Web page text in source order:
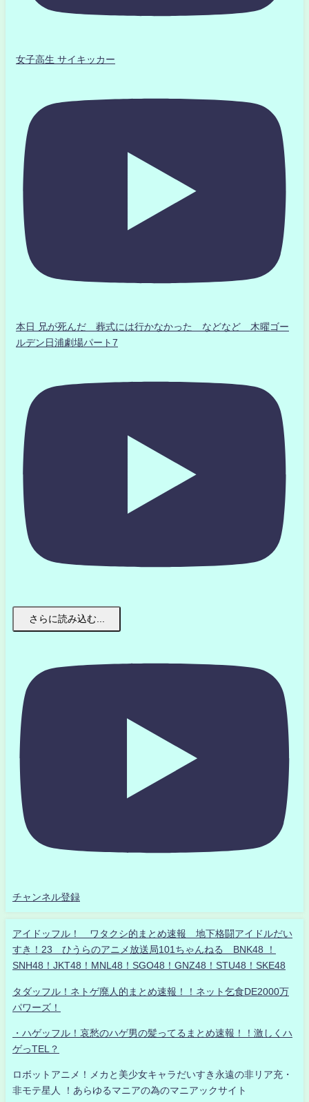
女子高生 サイキッカー
本日 兄が死んだ 葬式には行かなかった などなど 木曜ゴー
ルデン日浦劇場パート7
さらに読み込む...
チャンネル登録
アイドッフル！ ワタクシ的まとめ速報 地下格闘アイドルだい
すき！23 ひうらのアニメ放送局101ちゃんねる BNK48 ！
SNH48！JKT48！MNL48！SGO48！GNZ48！STU48！SKE48
タダッフル！ネトゲ廃人的まとめ速報！！ネット乞食DE2000万
パワーズ！
・ハゲッフル！哀愁のハゲ男の髪ってるまとめ速報！！激しくハ
ゲっTEL？
ロボットアニメ！メカと美少女キャラだいすき永遠の非リア充・
非モテ星人 ！あらゆるマニアの為のマニアックサイト